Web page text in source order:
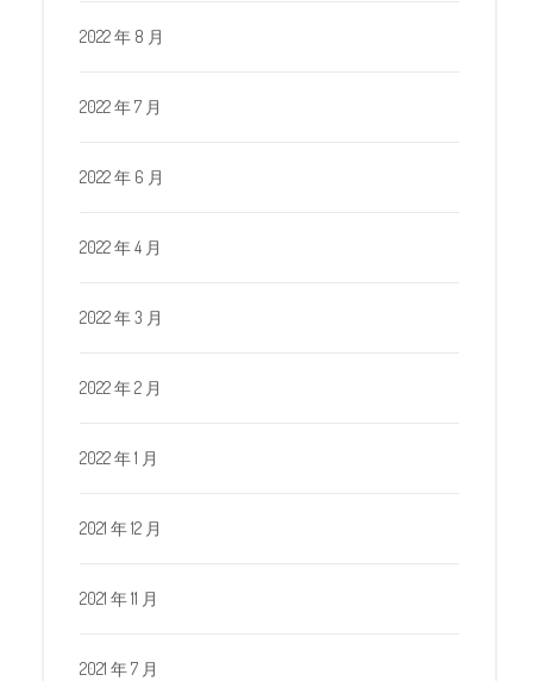
2022 年 8 月
2022 年 7 月
2022 年 6 月
2022 年 4 月
2022 年 3 月
2022 年 2 月
2022 年 1 月
2021 年 12 月
2021 年 11 月
2021 年 7 月